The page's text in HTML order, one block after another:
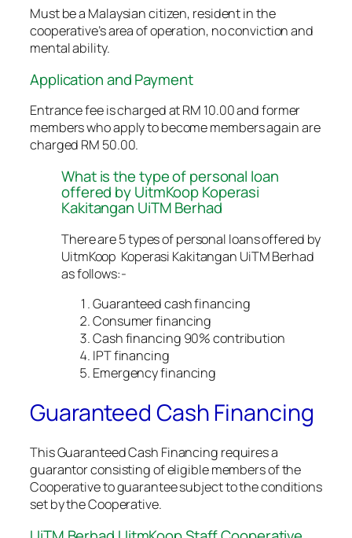
Must be a Malaysian citizen, resident in the
cooperative’s area of ​​operation, no conviction and
mental ability.
Application and Payment
Entrance fee is charged at RM 10.00 and former
members who apply to become members again are
charged RM 50.00.
What is the type of personal loan
offered by UitmKoop Koperasi
Kakitangan UiTM Berhad
There are 5 types of personal loans offered by
UitmKoop Koperasi Kakitangan UiTM Berhad
as follows:-
Guaranteed cash financing
Consumer financing
Cash financing 90% contribution
IPT financing
Emergency financing
Guaranteed Cash Financing
This Guaranteed Cash Financing requires a
guarantor consisting of eligible members of the
Cooperative to guarantee subject to the conditions
set by the Cooperative.